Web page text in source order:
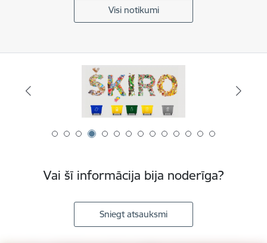
Visi notikumi
Vai šī informācija bija noderīga?
Sniegt atsauksmi